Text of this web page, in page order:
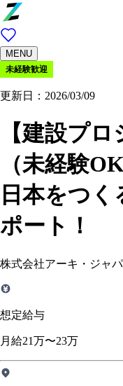
MENU
未経験歓迎
更新日：2026/03/09
【建設プ
（未経験
日本をつ
ポート！
株式会社アーキ・ジャ
想定給与
月給21万〜23万